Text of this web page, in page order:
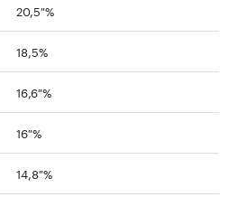
20,5 %
18,5%
16,6 %
16 %
14,8 %